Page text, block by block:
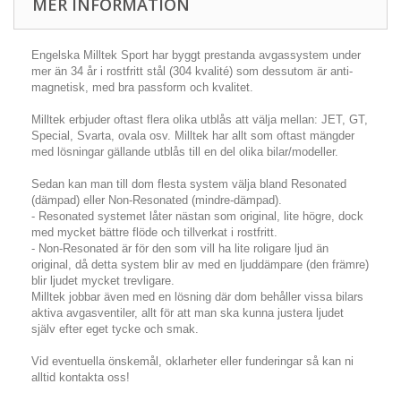
MER INFORMATION
Engelska Milltek Sport har byggt prestanda avgassystem under
mer än 34 år i rostfritt stål (304 kvalité) som dessutom är anti-
magnetisk, med bra passform och kvalitet.
Milltek erbjuder oftast flera olika utblås att välja mellan: JET, GT,
Special, Svarta, ovala osv. Milltek har allt som oftast mängder
med lösningar gällande utblås till en del olika bilar/modeller.
Sedan kan man till dom flesta system välja bland Resonated
(dämpad) eller Non-Resonated (mindre-dämpad).
- Resonated systemet låter nästan som original, lite högre, dock
med mycket bättre flöde och tillverkat i rostfritt.
- Non-Resonated är för den som vill ha lite roligare ljud än
original, då detta system blir av med en ljuddämpare (den främre)
blir ljudet mycket trevligare.
Milltek jobbar även med en lösning där dom behåller vissa bilars
aktiva avgasventiler, allt för att man ska kunna justera ljudet
själv efter eget tycke och smak.
Vid eventuella önskemål, oklarheter eller funderingar så kan ni
alltid kontakta oss!